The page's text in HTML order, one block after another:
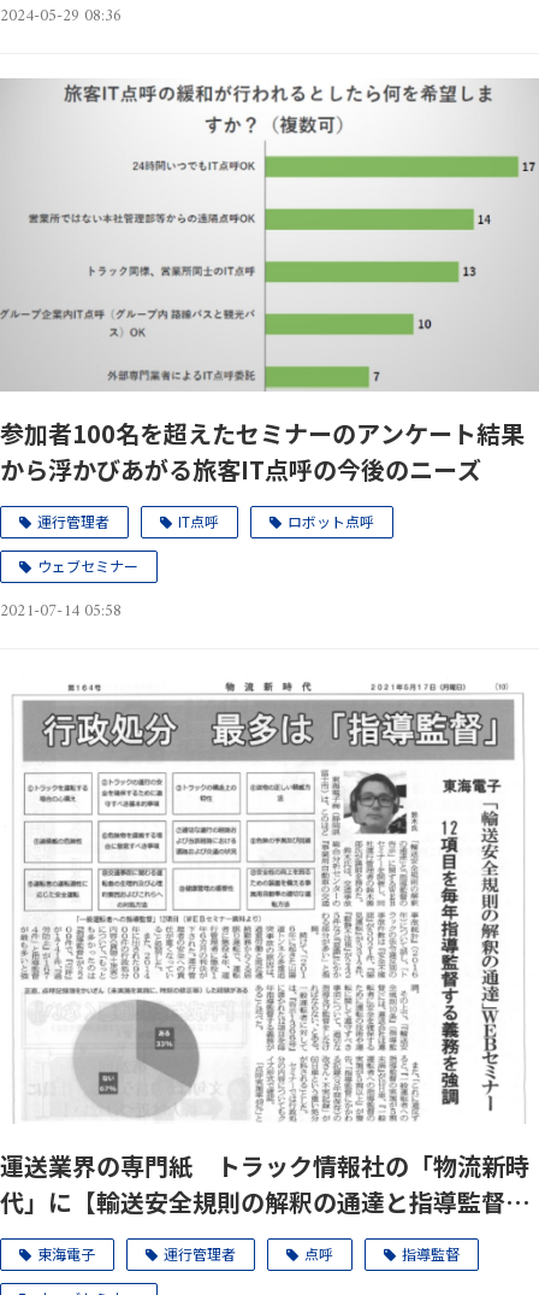
2024-05-29 08:36
参加者100名を超えたセミナーのアンケート結果
から浮かびあがる旅客IT点呼の今後のニーズ
運行管理者 IT点呼 ロボット点呼
ウェブセミナー
2021-07-14 05:58
運送業界の専門紙 トラック情報社の「物流新時
代」に【輸送安全規則の解釈の通達と指導監督の
告示】ウェブセミナーの記事が掲載されました
東海電子 運行管理者 点呼 指導監督